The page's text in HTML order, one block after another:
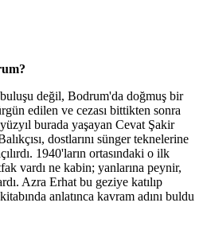
değil, Bodrum'da doğmuş bir
edilen ve cezası bittikten sonra
burada yaşayan Cevat Şakir
dostlarını sünger teknelerine
1940'ların ortasındaki o ilk
vardı ne kabin; yanlarına peynir,
Azra Erhat bu geziye katılıp
anlatınca kavram adını buldu